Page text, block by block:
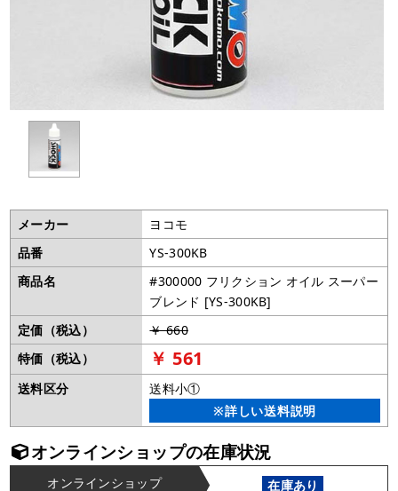
メーカー
ヨコモ
品番
YS-300KB
商品名
#300000 フリクション オイル スーパー
ブレンド [YS-300KB]
定価（税込）
￥ 660
特価（税込）
￥ 561
送料区分
送料小①
※詳しい送料説明
オンラインショップの在庫状況
オンラインショップ 在庫あり